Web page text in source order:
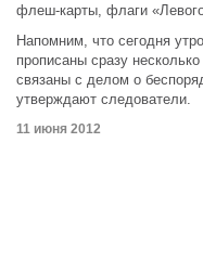
флеш-карты, флаги
Напомним, что сегодня
прописаны сразу
связаны с делом о
утверждают следователи.
11 июня 2012